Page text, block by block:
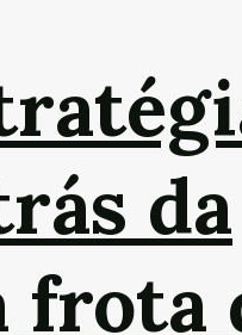
da
frota